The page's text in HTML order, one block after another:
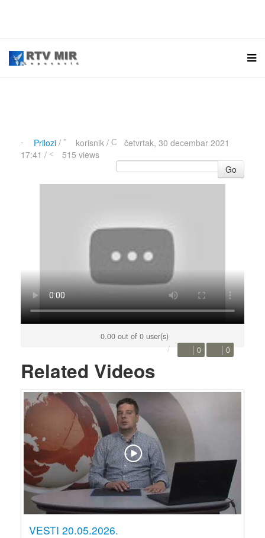
Prilozi/ korisnik /
četvrtak, 30 decembar 2021
17:41 /
515 views
Go
0.00 out of 0 user(s)
0 0
Related Videos
VESTI 20.05.2026.